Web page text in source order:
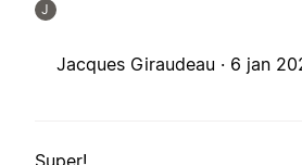
J
Jacques Giraudeau · 6 jan